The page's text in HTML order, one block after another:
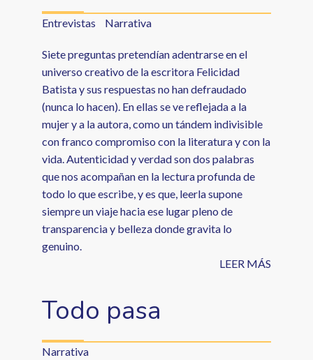
Entrevistas Narrativa
Siete preguntas pretendían adentrarse en el
universo creativo de la escritora Felicidad
Batista y sus respuestas no han defraudado
(nunca lo hacen). En ellas se ve reflejada a la
mujer y a la autora, como un tándem indivisible
con franco compromiso con la literatura y con la
vida. Autenticidad y verdad son dos palabras
que nos acompañan en la lectura profunda de
todo lo que escribe, y es que, leerla supone
siempre un viaje hacia ese lugar pleno de
transparencia y belleza donde gravita lo
genuino.
LEER MÁS
Todo pasa
Narrativa